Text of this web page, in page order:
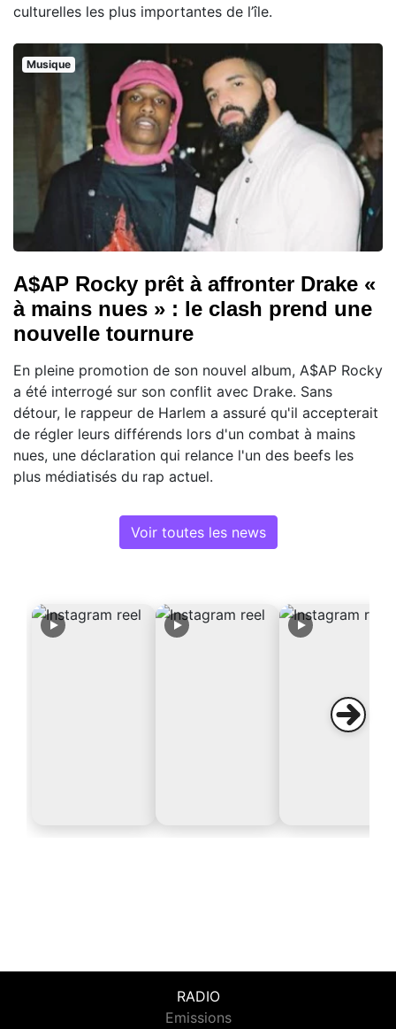
culturelles les plus importantes de l’île.
Musique
A$AP Rocky prêt à affronter Drake «
à mains nues » : le clash prend une
nouvelle tournure
En pleine promotion de son nouvel album, A$AP Rocky
a été interrogé sur son conflit avec Drake. Sans
détour, le rappeur de Harlem a assuré qu'il accepterait
de régler leurs différends lors d'un combat à mains
nues, une déclaration qui relance l'un des beefs les
plus médiatisés du rap actuel.
Voir toutes les news
RADIO
Emissions